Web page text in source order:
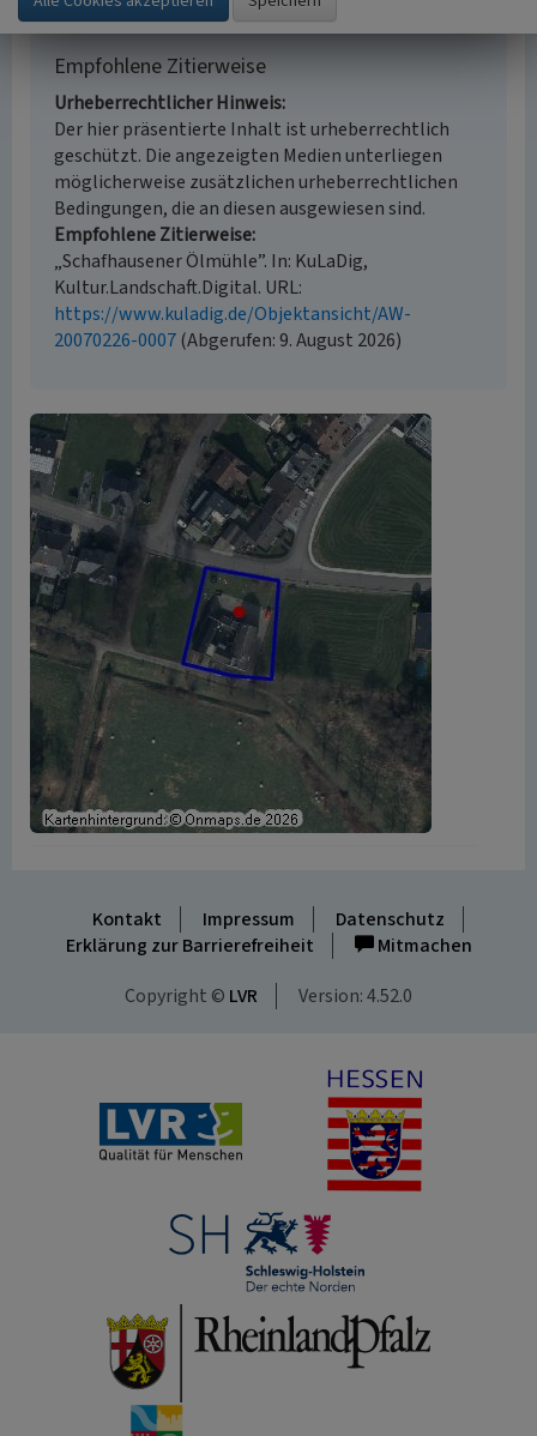
Empfohlene Zitierweise
Urheberrechtlicher Hinweis
Der hier präsentierte Inhalt ist urheberrechtlich
geschützt. Die angezeigten Medien unterliegen
möglicherweise zusätzlichen urheberrechtlichen
Bedingungen, die an diesen ausgewiesen sind.
Empfohlene Zitierweise
„Schafhausener Ölmühle”. In: KuLaDig,
Kultur.Landschaft.Digital. URL:
https://www.kuladig.de/Objektansicht/AW-
20070226-0007(Abgerufen: 9. August 2026)
Kontakt Impressum
Datenschutz
Erklärung zur Barrierefreiheit
Mitmachen
Copyright © LVR Version: 4.52.0